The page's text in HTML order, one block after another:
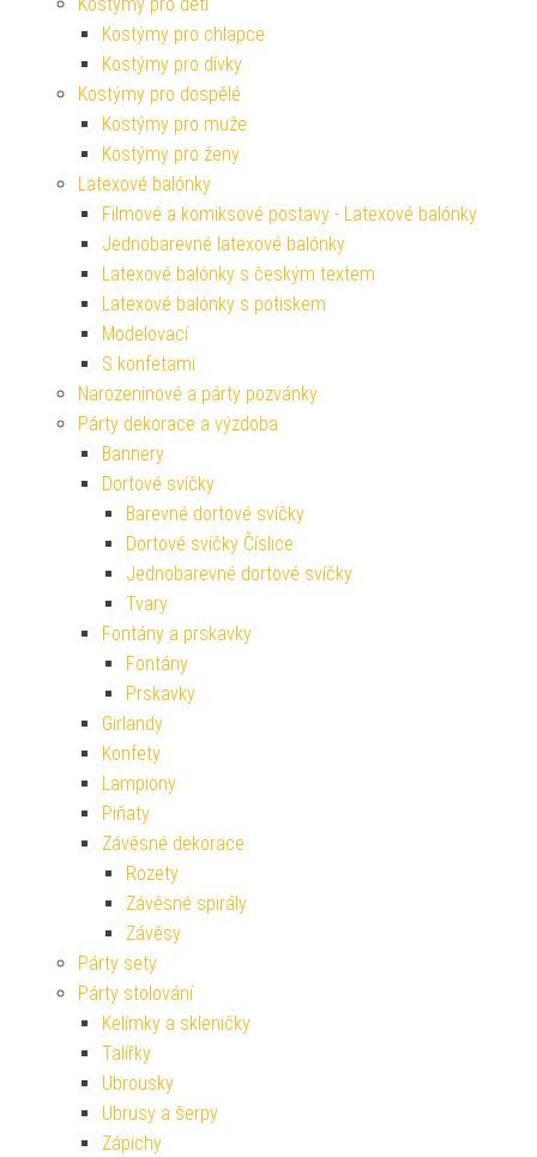
Kostýmy pro chlapce
Kostýmy pro dívky
Kostýmy pro dospělé
Kostýmy pro muže
Kostýmy pro ženy
Latexové balónky
Filmové a komiksové postavy - Latexové balónky
Jednobarevné latexové balónky
Latexové balónky s českým textem
Latexové balónky s potiskem
Modelovací
S konfetami
Narozeninové a párty pozvánky
Párty dekorace a výzdoba
Bannery
Dortové svíčky
Barevné dortové svíčky
Dortové svíčky Číslice
Jednobarevné dortové svíčky
Tvary
Fontány a prskavky
Fontány
Prskavky
Girlandy
Konfety
Lampiony
Piňaty
Závěsné dekorace
Rozety
Závěsné spirály
Závěsy
Párty sety
Párty stolování
Kelímky a skleničky
Talířky
Ubrousky
Ubrusy a šerpy
Zápichy